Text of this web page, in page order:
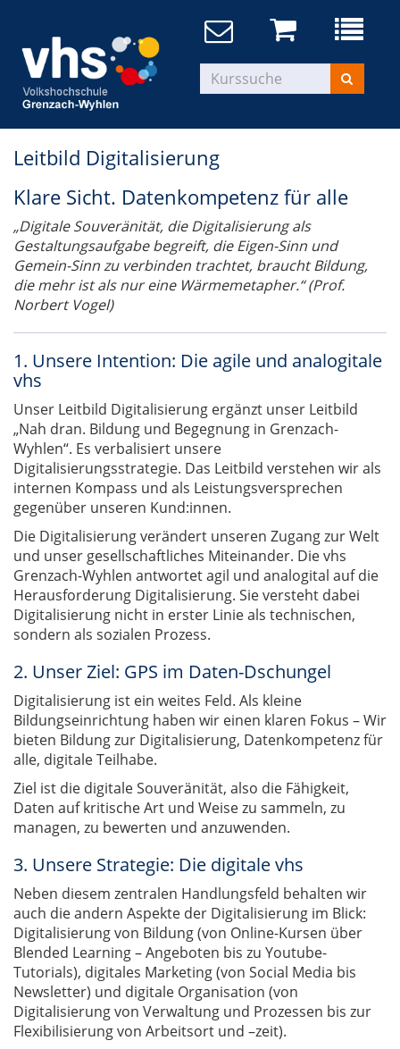
Leitbild Digitalisierung
Klare Sicht. Datenkompetenz für alle
„Digitale Souveränität, die Digitalisierung als
Gestaltungsaufgabe begreift, die Eigen-Sinn und
Gemein-Sinn zu verbinden trachtet, braucht Bildung,
die mehr ist als nur eine Wärmemetapher.“ (Prof.
Norbert Vogel)
1. Unsere Intention: Die agile und analogitale
vhs
Unser Leitbild Digitalisierung ergänzt unser Leitbild
„Nah dran. Bildung und Begegnung in Grenzach-
Wyhlen“. Es verbalisiert unsere
Digitalisierungsstrategie. Das Leitbild verstehen wir als
internen Kompass und als Leistungsversprechen
gegenüber unseren Kund:innen.
Die Digitalisierung verändert unseren Zugang zur Welt
und unser gesellschaftliches Miteinander. Die vhs
Grenzach-Wyhlen antwortet agil und analogital auf die
Herausforderung Digitalisierung. Sie versteht dabei
Digitalisierung nicht in erster Linie als technischen,
sondern als sozialen Prozess.
2. Unser Ziel: GPS im Daten-Dschungel
Digitalisierung ist ein weites Feld. Als kleine
Bildungseinrichtung haben wir einen klaren Fokus – Wir
bieten Bildung zur Digitalisierung, Datenkompetenz für
alle, digitale Teilhabe.
Ziel ist die digitale Souveränität, also die Fähigkeit,
Daten auf kritische Art und Weise zu sammeln, zu
managen, zu bewerten und anzuwenden.
3. Unsere Strategie: Die digitale vhs
Neben diesem zentralen Handlungsfeld behalten wir
auch die andern Aspekte der Digitalisierung im Blick:
Digitalisierung von Bildung (von Online-Kursen über
Blended Learning – Angeboten bis zu Youtube-
Tutorials), digitales Marketing (von Social Media bis
Newsletter) und digitale Organisation (von
Digitalisierung von Verwaltung und Prozessen bis zur
Flexibilisierung von Arbeitsort und –zeit).